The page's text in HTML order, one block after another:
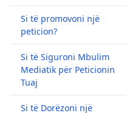
Si të promovoni një
peticion?
Si të Siguroni Mbulim
Mediatik për Peticionin
Tuaj
Si të Dorëzoni një